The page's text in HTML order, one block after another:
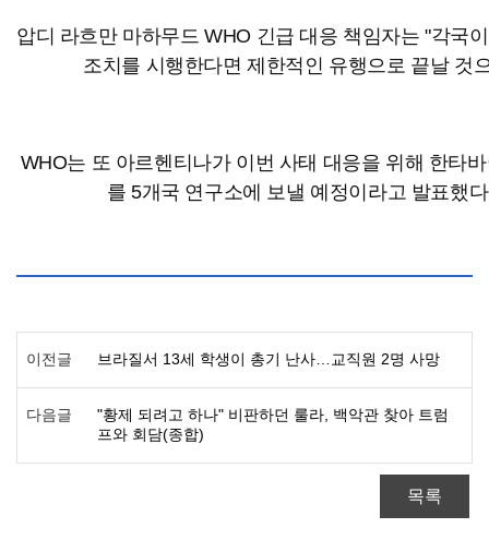
압디 라흐만 마하무드 WHO 긴급 대응 책임자는 "각국
조치를 시행한다면 제한적인 유행으로 끝날 것
WHO는 또 아르헨티나가 이번 사태 대응을 위해 한타
를 5개국 연구소에 보낼 예정이라고 발표했
이전글 브라질서 13세 학생이 총기 난사…교직원 2명 사망
다음글
"황제 되려고 하나" 비판하던 룰라, 백악관 찾아 트럼
프와 회담(종합)
목록